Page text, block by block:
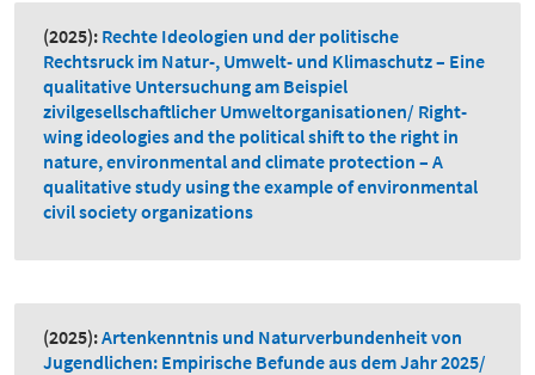
(2025): Rechte Ideologien und der politische
Rechtsruck im Natur-, Umwelt- und Klimaschutz – Eine
qualitative Untersuchung am Beispiel
zivilgesellschaftlicher Umweltorganisationen/ Right-
wing ideologies and the political shift to the right in
nature, environmental and climate protection – A
qualitative study using the example of environmental
civil society organizations
(2025):Artenkenntnis und Naturverbundenheit von
Jugendlichen: Empirische Befunde aus dem Jahr 2025/